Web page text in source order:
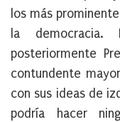
los más
la
posteriormente
contundente
con sus ideas de
podría hacer